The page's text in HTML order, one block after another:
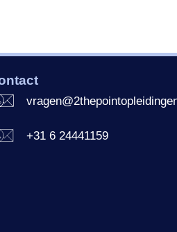
+31 6 24441159